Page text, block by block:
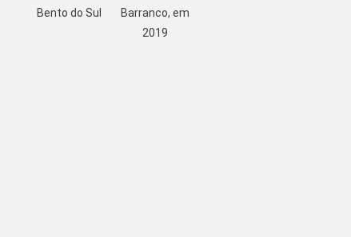
Bento do Sul
Barranco, em
2019